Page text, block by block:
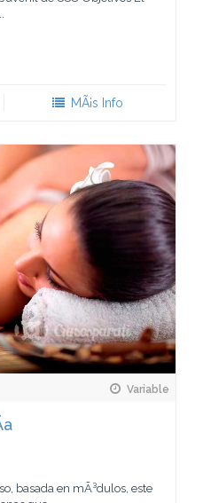
MÃ¡s Info
Variable
basada en mÃ³dulos, este